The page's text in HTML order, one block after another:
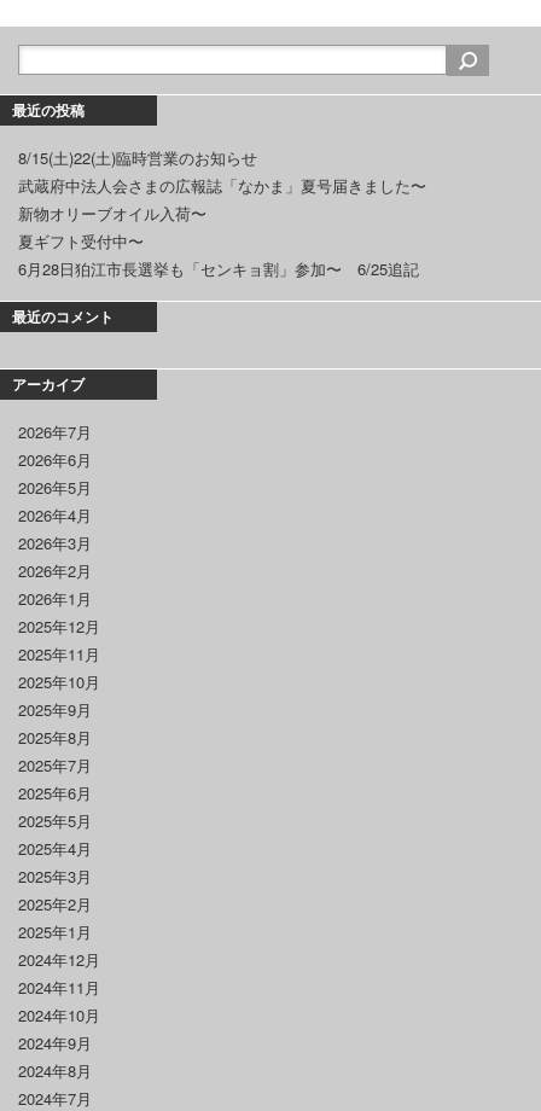
最近の投稿
8/15(土)22(土)臨時営業のお知らせ
武蔵府中法人会さまの広報誌「なかま」夏号届きました〜
新物オリーブオイル入荷〜
夏ギフト受付中〜
6月28日狛江市長選挙も「センキョ割」参加〜 6/25追記
最近のコメント
アーカイブ
2026年7月
2026年6月
2026年5月
2026年4月
2026年3月
2026年2月
2026年1月
2025年12月
2025年11月
2025年10月
2025年9月
2025年8月
2025年7月
2025年6月
2025年5月
2025年4月
2025年3月
2025年2月
2025年1月
2024年12月
2024年11月
2024年10月
2024年9月
2024年8月
2024年7月